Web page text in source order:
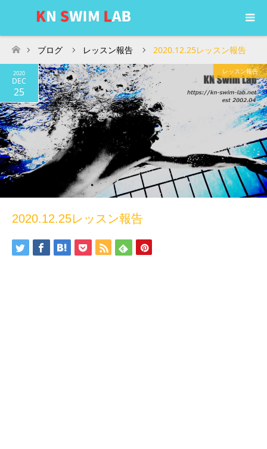
ホーム
ブログ レッスン報告 2020.12.25レッスン報告
2020
DEC
25
レッスン報告
2020.12.25レッスン報告